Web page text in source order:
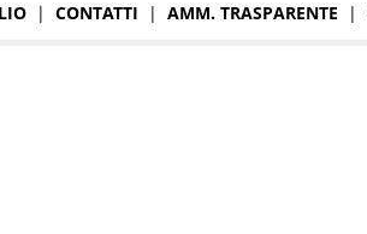
| CONTATTI | AMM. TRASPARENTE |